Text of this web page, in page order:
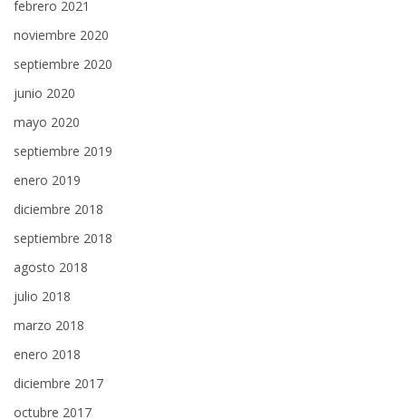
febrero 2021
noviembre 2020
septiembre 2020
junio 2020
mayo 2020
septiembre 2019
enero 2019
diciembre 2018
septiembre 2018
agosto 2018
julio 2018
marzo 2018
enero 2018
diciembre 2017
octubre 2017